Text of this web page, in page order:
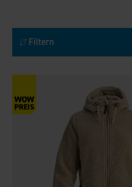
Filtern